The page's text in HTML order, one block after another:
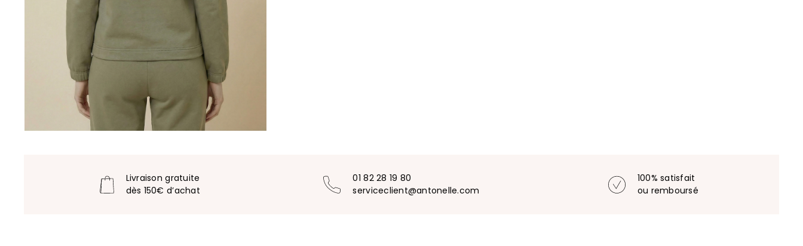
Livraison gratuite
dès 150€ d’achat
01 82 28 19 80
serviceclient@antonelle.com
100% satisfait
ou remboursé